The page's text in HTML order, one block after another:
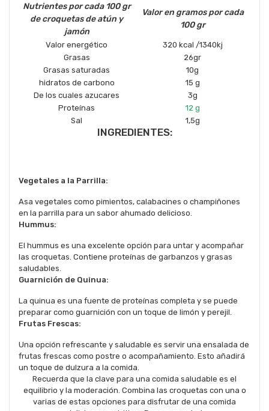
Nutrientes por cada 100 gr
de croquetas de atún y
jamón
Valor en gramos por cada
100 gr
Valor energético
320 kcal /1340kj
Grasas
26gr
Grasas saturadas
10g
hidratos de carbono
15 g
De los cuales azucares
3g
Proteínas
12 g
Sal
1,5g
INGREDIENTES:
Vegetales a la Parrilla:
Asa vegetales como pimientos, calabacines o champiñones
en la parrilla para un sabor ahumado delicioso.
Hummus:
El hummus es una excelente opción para untar y acompañar
las croquetas. Contiene proteínas de garbanzos y grasas
saludables.
Guarnición de Quinua:
La quinua es una fuente de proteínas completa y se puede
preparar como guarnición con un toque de limón y perejil.
Frutas Frescas:
Una opción refrescante y saludable es servir una ensalada de
frutas frescas como postre o acompañamiento. Esto añadirá
un toque de dulzura a la comida.
Recuerda que la clave para una comida saludable es el
equilibrio y la moderación. Combina las croquetas con una o
varias de estas opciones para disfrutar de una comida